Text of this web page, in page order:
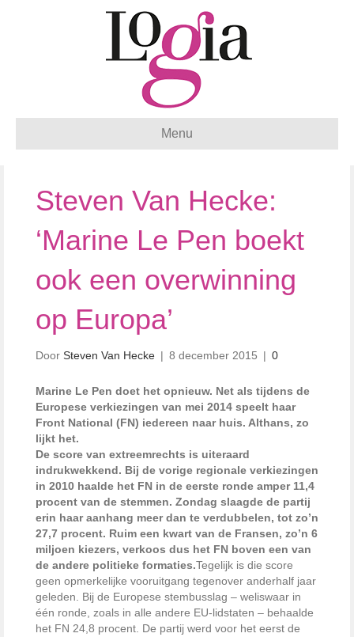
Menu
Steven Van Hecke:
‘Marine Le Pen boekt
ook een overwinning
op Europa’
Door Steven Van Hecke | 8 december 2015 | 0
Marine Le Pen doet het opnieuw. Net als tijdens de
Europese verkiezingen van mei 2014 speelt haar
Front National (FN) iedereen naar huis. Althans, zo
lijkt het.
De score van extreemrechts is uiteraard
indrukwekkend. Bij de vorige regionale verkiezingen
in 2010 haalde het FN in de eerste ronde amper 11,4
procent van de stemmen. Zondag slaagde de partij
erin haar aanhang meer dan te verdubbelen, tot zo’n
27,7 procent. Ruim een kwart van de Fransen, zo’n 6
miljoen kiezers, verkoos dus het FN boven een van
de andere politieke formaties.Tegelijk is die score
geen opmerkelijke vooruitgang tegenover anderhalf jaar
geleden. Bij de Europese stembusslag – weliswaar in
één ronde, zoals in alle andere EU-lidstaten – behaalde
het FN 24,8 procent. De partij werd voor het eerst de